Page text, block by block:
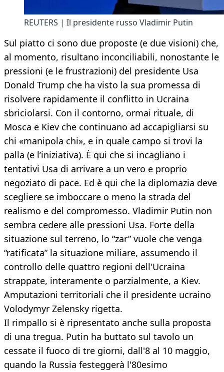
REUTERS | Il presidente russo Vladimir Putin
Sul piatto ci sono due proposte (e due visioni) che,
al momento, risultano inconciliabili, nonostante le
pressioni (e le frustrazioni) del presidente Usa
Donald Trump che ha visto la sua promessa di
risolvere rapidamente il conflitto in Ucraina
sbriciolarsi. Con il contorno, ormai rituale, di
Mosca e Kiev che continuano ad accapigliarsi su
chi «manipola chi», e in quale campo si trovi la
palla (e l’iniziativa). È qui che si incagliano i
tentativi Usa di arrivare a un vero e proprio
negoziato di pace. Ed è qui che la diplomazia deve
scegliere se imboccare o meno la strada del
realismo e del compromesso. Vladimir Putin non
sembra cedere alle pressioni Usa. Forte della
situazione sul terreno, lo “zar” vuole che venga
“ratificata” la situazione miliare, assumendo il
controllo delle quattro regioni dell'Ucraina
strappate, interamente o parzialmente, a Kiev.
Amputazioni territoriali che il presidente ucraino
Volodymyr Zelensky rigetta.
Il rimpallo si è ripresentato anche sulla proposta
di una tregua. Putin ha buttato sul tavolo un
cessate il fuoco di tre giorni, dall'8 al 10 maggio,
quando la Russia festeggerà l'80esimo